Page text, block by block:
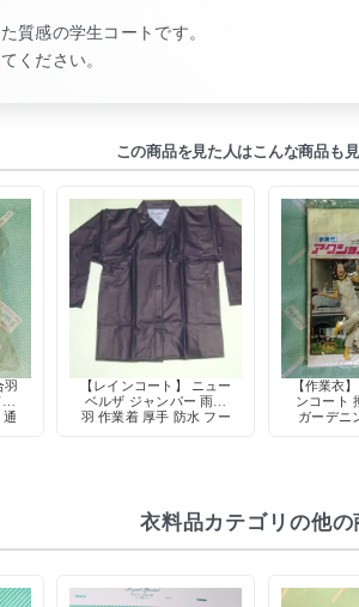
質感の学生コートです。
ください。
この商品を見た人はこんな商品も
羽
通
【レインコート】 ニュー
ベルザ ジャンパー 雨合
羽 作業着 厚手 防水 フー
【作業衣
ンコート
ガーデニ
衣料品カテゴリの他の